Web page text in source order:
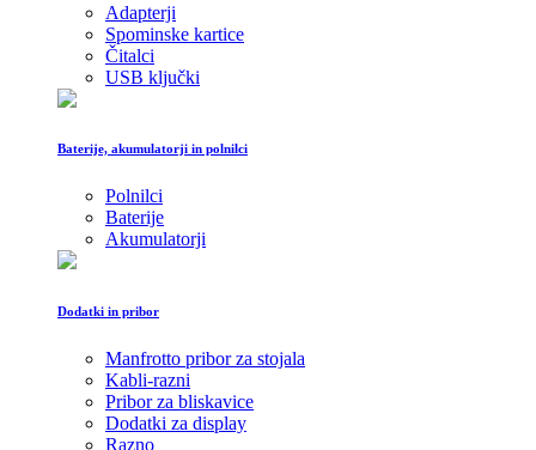
Adapterji
Spominske kartice
Čitalci
USB ključki
Baterije, akumulatorji in polnilci
Polnilci
Baterije
Akumulatorji
Dodatki in pribor
Manfrotto pribor za stojala
Kabli-razni
Pribor za bliskavice
Dodatki za display
Razno